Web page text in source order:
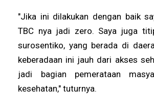
"Jika ini dilakukan dengan baik
TBC nya jadi zero. Saya juga
surosentiko, yang berada di
keberadaan ini jauh dari akses
jadi bagian pemerataan
kesehatan," tuturnya.